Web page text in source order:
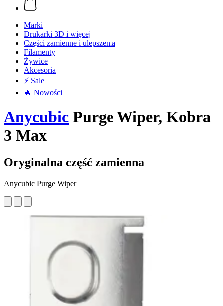
Marki
Drukarki 3D i więcej
Części zamienne i ulepszenia
Filamenty
Żywice
Akcesoria
⚡ Sale
🔥 Nowości
Anycubic Purge Wiper, Kobra
3 Max
Oryginalna część zamienna
Anycubic Purge Wiper